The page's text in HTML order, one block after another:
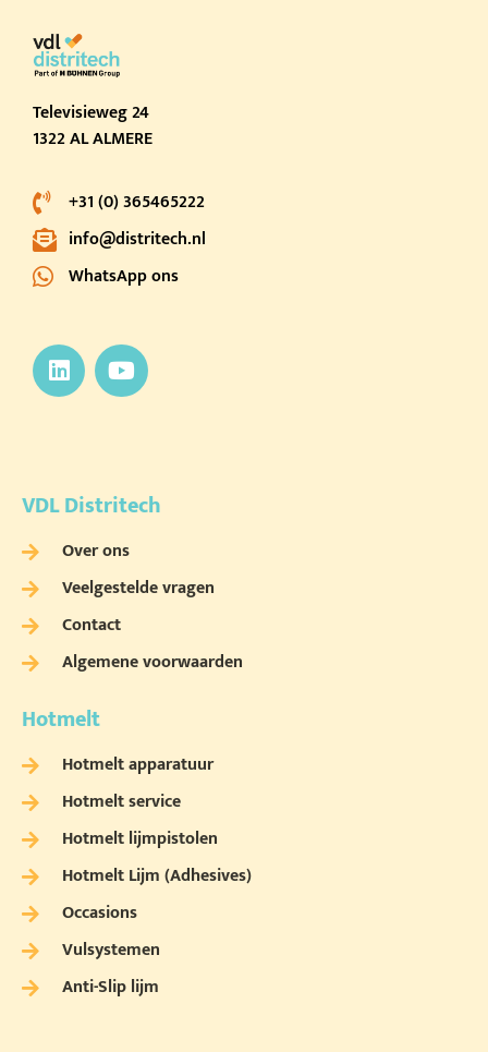
Televisieweg 24
1322 AL ALMERE
+31 (0) 365465222
info@distritech.nl
WhatsApp ons
VDL Distritech
Over ons
Veelgestelde vragen
Contact
Algemene voorwaarden
Hotmelt
Hotmelt apparatuur
Hotmelt service
Hotmelt lijmpistolen
Hotmelt Lijm (Adhesives)
Occasions
Vulsystemen
Anti-Slip lijm